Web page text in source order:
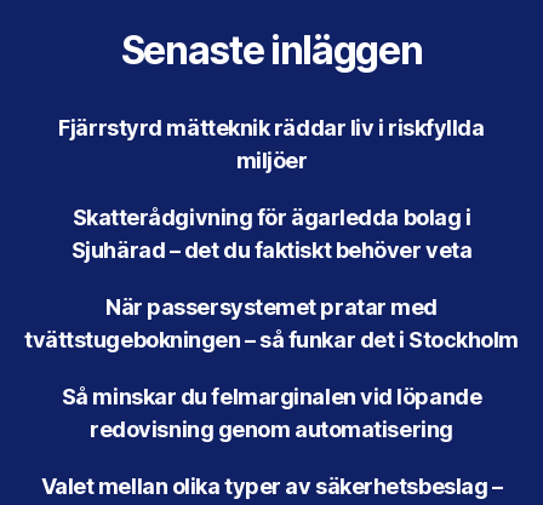
Senaste inläggen
Fjärrstyrd mätteknik räddar liv i riskfyllda
miljöer
Skatterådgivning för ägarledda bolag i
Sjuhärad – det du faktiskt behöver veta
När passersystemet pratar med
tvättstugebokningen – så funkar det i Stockholm
Så minskar du felmarginalen vid löpande
redovisning genom automatisering
Valet mellan olika typer av säkerhetsbeslag –